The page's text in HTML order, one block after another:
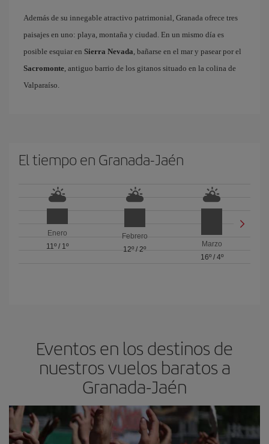
Además de su innegable atractivo patrimonial, Granada ofrece tres
paisajes en uno: playa, montaña y ciudad. En un mismo día es
posible esquiar en Sierra Nevada, bañarse en el mar y pasear por el
Sacromonte, antiguo barrio de los gitanos situado en la colina de
Valparaíso.
El tiempo en Granada-Jaén
Enero
11º/ 1º
Febrero
12º / 2º
Marzo
16º/ 4º
Eventos en los destinos de
nuestros vuelos baratos a
Granada-Jaén